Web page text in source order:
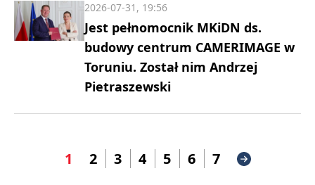
Jest pełnomocnik MKiDN ds.
budowy centrum CAMERIMAGE w
Toruniu. Został nim Andrzej
Pietraszewski
2026-07-31, 19:56
1 2 3 4 5 6 7